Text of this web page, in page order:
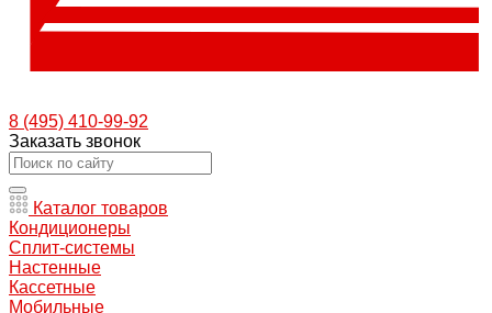
8 (495) 410-99-92
Заказать звонок
Каталог товаров
Кондиционеры
Сплит-системы
Настенные
Кассетные
Мобильные